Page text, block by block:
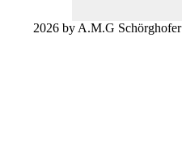
2026 by A.M.G